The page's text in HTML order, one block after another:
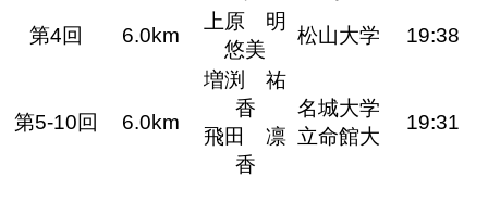
第4回 6.0km
上原 明
悠美
松山大学 19:38
第5-10回 6.0km
増渕 祐
香
飛田 凛
香
名城大学
立命館大
19:31